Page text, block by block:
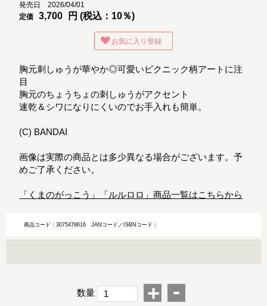
発売日 2026/04/01
定価
3,700 円 (税込：10％)
お気に入り登録
胸元刺しゅうが華やか◎可愛いピクニック柄アートに注
目
胸元のちょうちょの刺しゅうがアクセント
速乾＆シワになりにくいのでお手入れも簡単。
(C) BANDAI
画像は実際の商品とは多少異なる場合がございます。予
めご了承ください。
「くまのがっこう」「ルルロロ」商品一覧はこちらから
商品コード：3075478616JANコード／ISBNコード：
数量 + -